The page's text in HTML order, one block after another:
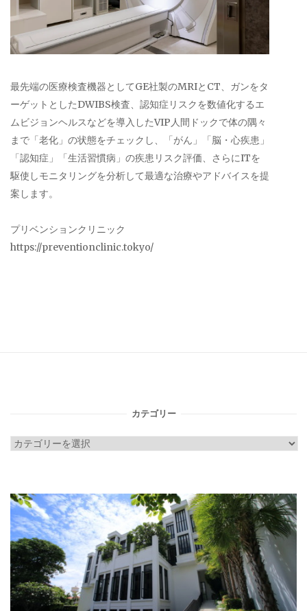
最先端の医療検査機器としてGE社製のMRIとCT、ガンをタ
ーゲットとしたDWIBS検査、認知症リスクを数値化するエ
ムビジョンヘルスなどを導入したVIP人間ドックで体の隅々
まで「老化」の状態をチェックし、「がん」「脳・心疾患」
「認知症」「生活習慣病」の疾患リスク評価、さらにITを
駆使しモニタリングを分析して最適な治療やアドバイスを提
案します。
プリベンションクリニック
https://preventionclinic.tokyo/
カテゴリー
カ
リ
ー